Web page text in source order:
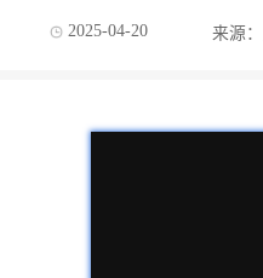
2025-04-20 来源：